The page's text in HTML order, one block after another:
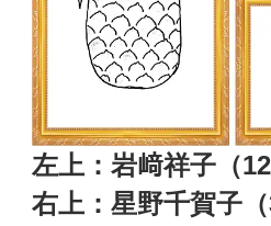
左上：岩﨑祥子（
右上：星野千賀子（